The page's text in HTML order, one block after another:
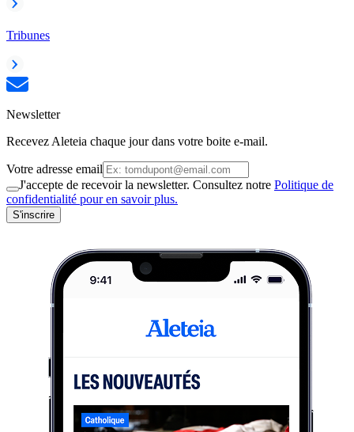
Tribunes
Newsletter
Recevez Aleteia chaque jour dans votre boite e-mail.
Votre adresse email
J'accepte de recevoir la newsletter. Consultez notre Politique de
confidentialité pour en savoir plus.
S'inscrire